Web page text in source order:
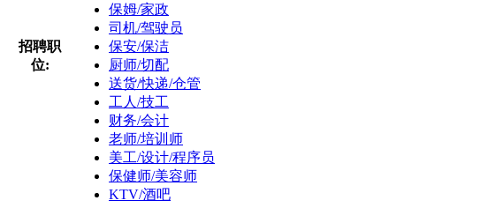
招聘职
位:
保姆/家政
司机/驾驶员
保安/保洁
厨师/切配
送货/快递/仓管
工人/技工
财务/会计
老师/培训师
美工/设计/程序员
保健师/美容师
KTV/酒吧